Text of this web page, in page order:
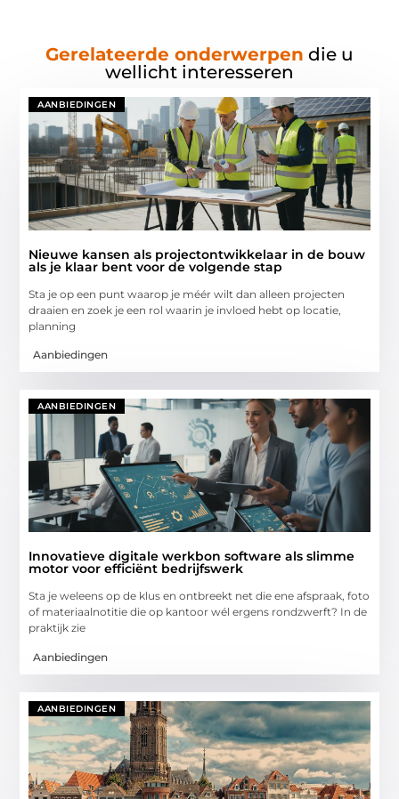
Gerelateerde onderwerpen die u
wellicht interesseren
AANBIEDINGEN
Nieuwe kansen als projectontwikkelaar in de bouw
als je klaar bent voor de volgende stap
Sta je op een punt waarop je méér wilt dan alleen projecten
draaien en zoek je een rol waarin je invloed hebt op locatie,
planning
Aanbiedingen
AANBIEDINGEN
Innovatieve digitale werkbon software als slimme
motor voor efficiënt bedrijfswerk
Sta je weleens op de klus en ontbreekt net die ene afspraak, foto
of materiaalnotitie die op kantoor wél ergens rondzwerft? In de
praktijk zie
Aanbiedingen
AANBIEDINGEN